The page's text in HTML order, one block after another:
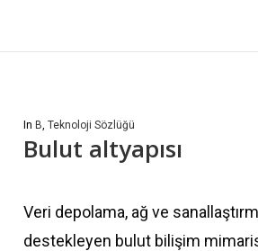
In B, Teknoloji Sözlüğü
Bulut altyapısı
Veri depolama, ağ ve
destekleyen bulut bilişim